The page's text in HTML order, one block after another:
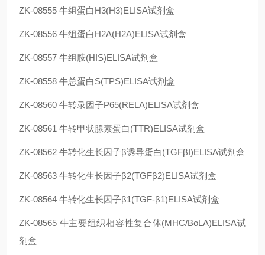
ZK-08555 牛组蛋白H3(H3)ELISA试剂盒
ZK-08556 牛组蛋白H2A(H2A)ELISA试剂盒
ZK-08557 牛组胺(HIS)ELISA试剂盒
ZK-08558 牛总蛋白S(TPS)ELISA试剂盒
ZK-08560 牛转录因子P65(RELA)ELISA试剂盒
ZK-08561 牛转甲状腺素蛋白(TTR)ELISA试剂盒
ZK-08562 牛转化生长因子β诱导蛋白(TGFβI)ELISA试剂盒
ZK-08563 牛转化生长因子β2(TGFβ2)ELISA试剂盒
ZK-08564 牛转化生长因子β1(TGF-β1)ELISA试剂盒
ZK-08565 牛主要组织相容性复合体(MHC/BoLA)ELISA试
剂盒